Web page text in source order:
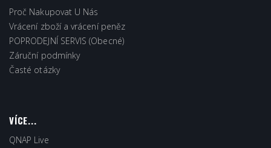
Proč Nakupovat U Nás
Vrácení zboží a vrácení peněz
POPRODEJNÍ SERVIS (Obecné)
Záruční podmínky
Časté otázky
VÍCE...
QNAP Live